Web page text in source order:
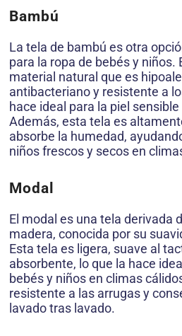
Bambú
La tela de bambú es otra
para la ropa de bebés y niños.
material natural que es
antibacteriano y resistente a
hace ideal para la piel
Además, esta tela es
absorbe la humedad,
niños frescos y secos en
Modal
El modal es una tela derivada
madera, conocida por su
Esta tela es ligera, suave al
absorbente, lo que la hace
bebés y niños en climas
resistente a las arrugas y
lavado tras lavado.